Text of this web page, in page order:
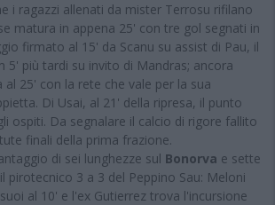
i ragazzi allenati da mister Terrosu rifilano
matura in appena 25' con tre gol segnati in
firmato al 15' da Scanu su assist di Pau, il
5' più tardi su invito di Mandras; ancora
al 25' con la rete che vale per la sua
Di Usai, al 21' della ripresa, il punto
ospiti. Da segnalare il calcio di rigore fallito
finali della prima frazione.
di sei lunghezze sul Bonorva e sette
pirotecnico 3 a 3 del Peppino Sau: Meloni
al 10' e l'ex Gutierrez trova l'incursione